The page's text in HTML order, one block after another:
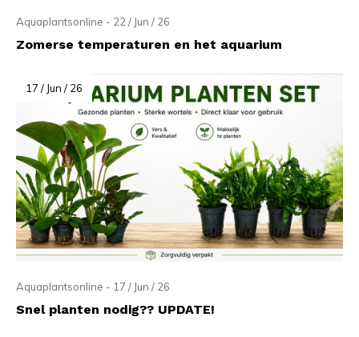
Aquaplantsonline - 22 / Jun / 26
Zomerse temperaturen en het aquarium
17 / Jun / 26
Aquaplantsonline - 17 / Jun / 26
Snel planten nodig?? UPDATE!